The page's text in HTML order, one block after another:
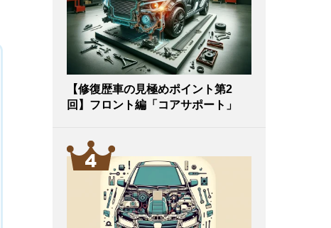
【修復歴車の見極めポイント第2
回】フロント編「コアサポート」